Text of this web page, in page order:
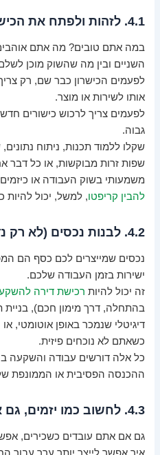
4.1. לזהות ולפתח את הכישורים שלכם
במה אתם טובים? מה אתם
השניים ובין מה שהשוק מוכן
לפעמים הכישרון כבר שם, רק
אותו לשירות או מוצר.
לפעמים צריך לרכוש כישורים
גבוה.
שקלו ללמוד תכנות, ניתוח
שפות זרות מבוקשות, או כל דבר
משמעותי בשוק העבודה או
להבין קריפטו, למשל, יכול להיות
4.2. לבנות נכסים (לא רק נדל"ן!)
נכסים שמייצרים לכם כסף הם
ישירות בזמן העבודה שלכם.
זה יכול להיות רכישת דירה
בהתחלה, דרך מימון חכם), בניית
דיגיטלי שנמכר באופן
כשאתם לא נוכחים פיזית.
כל אלה דורשים עבודה והשקעה
ההכנסה הפסיבית או הממונפת
4.3. לחשוב כמו יזמים, גם אם אתם שכירים
גם אם אתם עובדים כשכירים,